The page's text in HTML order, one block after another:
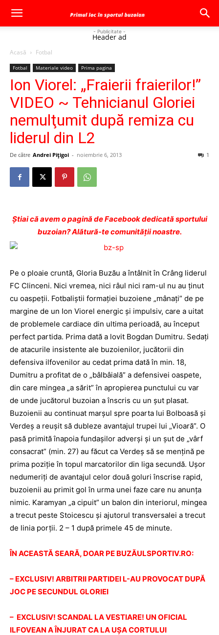
- Publicitate -
Header ad
Acasă Fotbal
Fotbal Materiale video Prima pagina
Ion Viorel: „Fraierii fraierilor!”
VIDEO ~ Tehnicianul Gloriei
nemulţumit după remiza cu
liderul din L2
De către Andrei Pițigoi - noiembrie 6, 2013 1
Ştiai că avem o pagină de Facebook dedicată sportului
buzoian? Alătură-te comunității noastre.
Pe o ploaie cruntă, Gloria Buzău a întâlnit în Crâng liderul
FC Clinceni. Nici vremea, nici râul nici ram-ul nu au ţinut
cu oaspeţii. Fotbaliştii formaţiei buzoiene „mânaţi” de pe
margine de un Ion Viorel energic şi impulsiv, care a uitat
de problemele cardiace din ultima perioadă, au început
perfect partida. Prima dată a lovit Bogdan Dumitru. Sedaţi
de atacurile insistente ale buzoienilor, jucătorii din
defensiva ilfovenilor au cedat prima dată în min. 18,
Dumitru a profitat de o „bâlbâială” a defensivei oaspete,
din care mingea „a sărit” în apropierea punctului cu var
de unde jucătorul buzoian a înscris cu un şut plasat.
Buzoienii au continuat marşul spre poarta lui Bolboasă şi
Verdeş a reuşit să dubleze avantajul trupei lui „Vioară”. O
pasă primită înapoia fundaşilor adverşi şi un şut de „vârf
consacrat” (min. 27) au făcut ca Verdeş să se menţină pe
prima poziţie în topul marcatorilor din liga secundă. Uşor
nedumeriţi de avantajul celor două goluri înscrise rapid,
buzoienii au primit gol în urma unei faze care nu anunţa
nimic. Karamyan „a cipuit” un balon din interiorul, mingea
a trecut peste Stoicescu şi ajutorul transversalei a trecut
de linia porţii. 2 – 1 după primele 45 de minute.
ÎN ACEASTĂ SEARĂ, DOAR PE BUZĂULSPORTIV.RO:
– EXCLUSIV! ARBITRII PARTIDEI L-AU PROVOCAT DUPĂ
JOC PE SECUNDUL GLORIEI
– EXCLUSIV! SCANDAL LA VESTIARE! UN OFICIAL
ILFOVEAN A ÎNJURAT CA LA UŞA CORTULUI